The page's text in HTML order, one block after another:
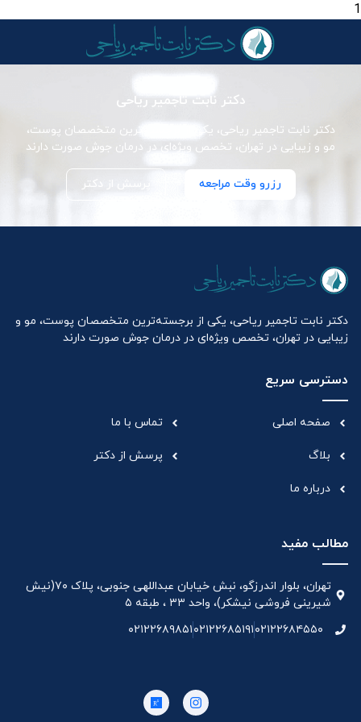
1
دکتر نابت تاجمیر ریاحی
دکتر نابت تاجمیر ریاحی، یکی از برجسته‌ترین متخصصان پوست،
مو و زیبایی در تهران، تخصص ویژه‌ای در درمان جوش صورت دارند
رزرو وقت مراجعه پرسش از دکتر
دکتر نابت تاجمیر ریاحی، یکی از برجسته‌ترین متخصصان پوست، مو و
زیبایی در تهران، تخصص ویژه‌ای در درمان جوش صورت دارند
دسترسی سریع
صفحه اصلی
بلاگ
درباره ما
تماس با ما
پرسش از دکتر
مطالب مفید
تهران، بلوار اندرزگو، نبش خیابان عبداللهی جنوبی، پلاک ۷۰(نیش
شیرینی فروشی نیشکر)، واحد ۳۳ ، طبقه ۵
۰۲۱۲۲۶۸۴۵۵۰۰۲۱۲۲۶۸۵۱۹۱۰۲۱۲۲۶۸۹۸۵۱